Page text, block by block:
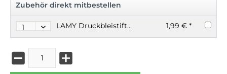
Zubehör direkt mitbestellen
LAMY Druckbleistiftmine M41 0.5mm 1,99 € *